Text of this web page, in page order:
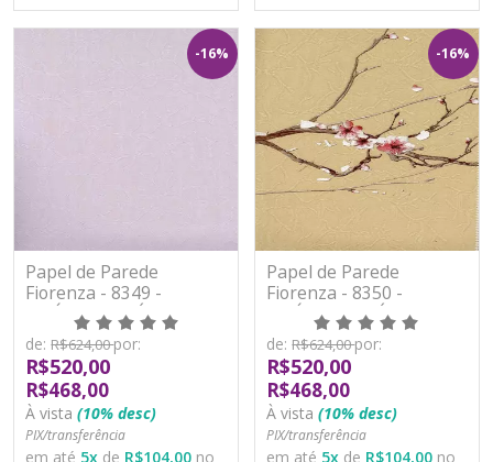
-16%
Papel de Parede
Fiorenza - 8349 -
VINÍLICO LAVÁVEL
de: R$624,00por:
R$520,00
R$468,00
À vista (10% desc)
PIX/transferência
em até 5x de R$104,00 no
-16%
Papel de Parede
Fiorenza - 8350 -
VINÍLICO LAVÁVEL
de: R$624,00por:
R$520,00
R$468,00
À vista (10% desc)
PIX/transferência
em até 5x de R$104,00 no